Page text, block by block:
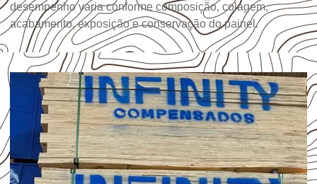
desempenho varia conforme composição, colagem,
acabamento, exposição e conservação do painel.